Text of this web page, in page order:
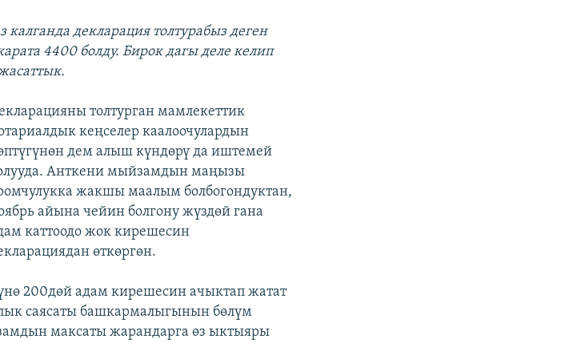
калганда декларация толтурабыз деген
4400 болду. Бирок дагы деле келип
толтурган мамлекеттик
кеңселер каалоочулардын
дем алыш күндөрү да иштемей
Анткени мыйзамдын маңызы
жакшы маалым болбогондуктан,
айына чейин болгону жүздөй гана
каттоодо жок кирешесин
өткөргөн.
200дөй адам кирешесин ачыктап жатат
саясаты башкармалыгынын бөлүм
максаты жарандарга өз ыктыяры